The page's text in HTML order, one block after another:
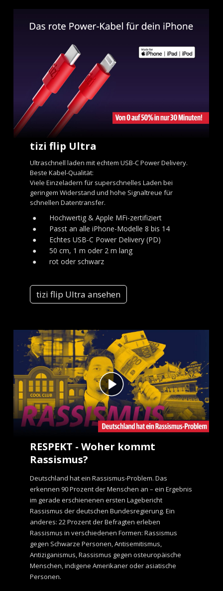
tizi flip Ultra
Ultraschnell laden mit echtem USB-C Power Delivery.
Beste Kabel-Qualität:
Viele Einzeladern für superschnelles Laden bei
geringem Widerstand und hohe Signaltreue für
schnellen Datentransfer.
●
Hochwertig & Apple MFi-zertifiziert
●
Passt an alle iPhone-Modelle 8 bis 14
●
Echtes USB-C Power Delivery (PD)
●
50 cm, 1 m oder 2 m lang
●
rot oder schwarz
tizi flip Ultra ansehen
RESPEKT - Woher kommt
Rassismus?
Deutschland hat ein Rassismus-Problem. Das
erkennen 90 Prozent der Menschen an – ein Ergebnis
im gerade erschienenen ersten Lagebericht
Rassismus der deutschen Bundesregierung. Ein
anderes: 22 Prozent der Befragten erleben
Rassismus in verschiedenen Formen: Rassismus
gegen Schwarze Personen, Antisemitismus,
Antiziganismus, Rassismus gegen osteuropäische
Menschen, indigene Amerikaner oder asiatische
Personen.